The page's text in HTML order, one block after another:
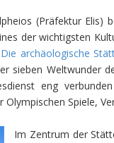
(Präfektur Elis)
der wichtigsten
Die archäologische
sieben Weltwunder
eng
Olympischen Spiele,
Im Zentrum der